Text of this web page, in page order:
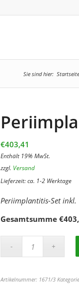
Sie sind hier: Startseite
€403,41
Enthält 19% MwSt.
zzgl. Versand
Lieferzeit: ca. 1-2 Werktage
Periimplantitis-Set inkl.
Gesamtsumme €
Artikelnummer: 1671/3